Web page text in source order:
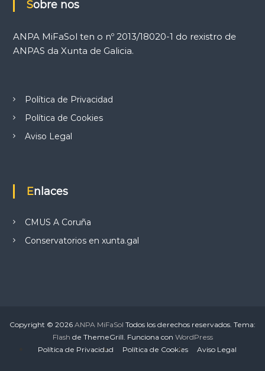
Sobre nos
ANPA MiFaSol ten o nº 2013/18020-1 do rexistro de
ANPAS da Xunta de Galicia.
Política de Privacidad
Política de Cookies
Aviso Legal
Enlaces
CMUS A Coruña
Conservatorios en xunta.gal
Copyright © 2026 ANPA MiFaSol Todos los derechos reservados. Tema:
Flash de ThemeGrill. Funciona con WordPress
Política de Privacidad
Política de Cookies Aviso Legal